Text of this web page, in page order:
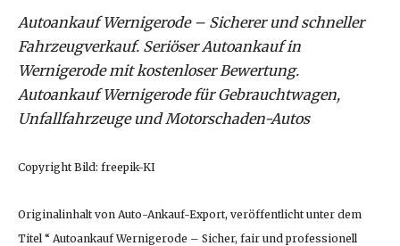
Autoankauf Wernigerode – Sicherer und schneller
Fahrzeugverkauf. Seriöser Autoankauf in
Wernigerode mit kostenloser Bewertung.
Autoankauf Wernigerode für Gebrauchtwagen,
Unfallfahrzeuge und Motorschaden-Autos
Copyright Bild: freepik-KI
Originalinhalt von Auto-Ankauf-Export, veröffentlicht unter dem
Titel “ Autoankauf Wernigerode – Sicher, fair und professionell